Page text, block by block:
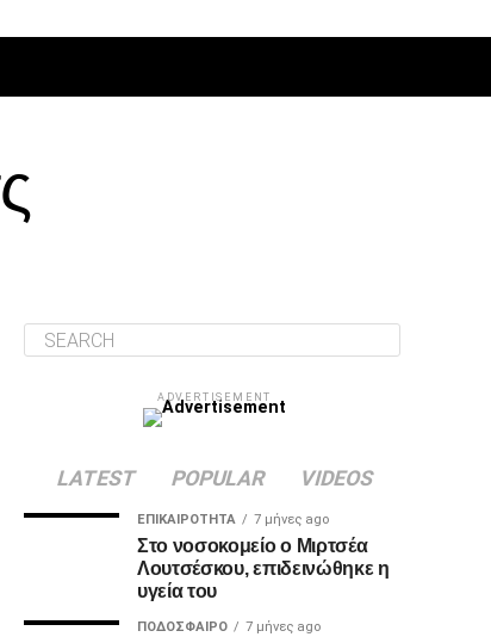
ADVERTISEMENT
LATEST POPULAR VIDEOS
ΕΠΙΚΑΙΡΌΤΗΤΑ 7 μήνες ago
Στο νοσοκομείο ο Μιρτσέα
Λουτσέσκου, επιδεινώθηκε η
υγεία του
ΠΟΔΌΣΦΑΙΡΟ 7 μήνες ago